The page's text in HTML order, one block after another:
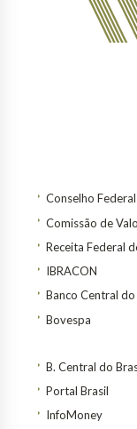
Conselho
Comissão de
Receita Federal
IBRACON
Banco Central do
Bovespa
B. Central do
Portal Brasil
InfoMoney